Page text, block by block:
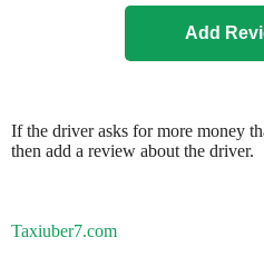
If the driver asks for more money
then add a review about the driver.
Taxiuber7.com